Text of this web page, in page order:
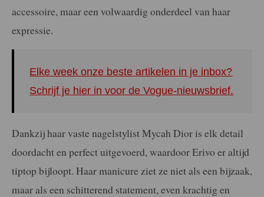
accessoire, maar een volwaardig onderdeel van haar
expressie.
Elke week onze beste artikelen in je inbox?
Schrijf je hier in voor de Vogue-nieuwsbrief.
Dankzij haar vaste nagelstylist Mycah Dior is elk detail
doordacht en perfect uitgevoerd, waardoor Erivo er altijd
tiptop bijloopt. Haar manicure ziet ze niet als een bijzaak,
maar als een schitterend statement, even krachtig en